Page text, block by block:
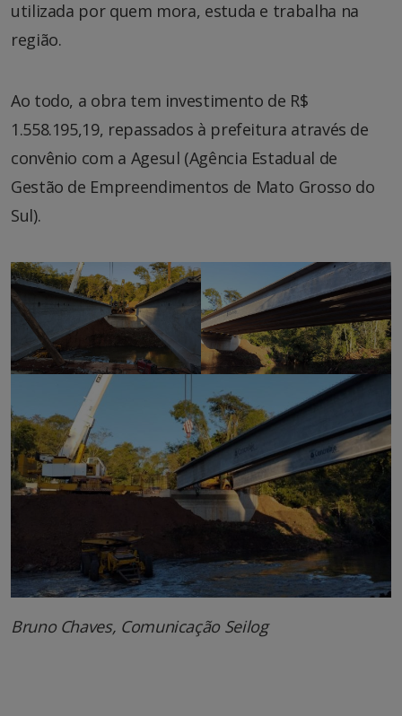
utilizada por quem mora, estuda e trabalha na
região.
Ao todo, a obra tem investimento de R$
1.558.195,19, repassados à prefeitura através de
convênio com a Agesul (Agência Estadual de
Gestão de Empreendimentos de Mato Grosso do
Sul).
Bruno Chaves, Comunicação Seilog